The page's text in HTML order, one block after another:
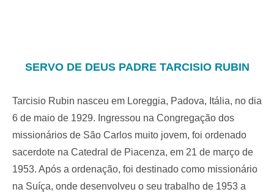
SERVO DE DEUS PADRE TARCISIO RUBIN
Tarcisio Rubin nasceu em Loreggia, Padova, Itália, no dia
6 de maio de 1929. Ingressou na Congregação dos
missionários de São Carlos muito jovem, foi ordenado
sacerdote na Catedral de Piacenza, em 21 de março de
1953. Após a ordenação, foi destinado como missionário
na Suíça, onde desenvolveu o seu trabalho de 1953 a